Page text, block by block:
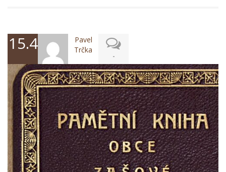
15.4.2024Pavel
Trčka
-